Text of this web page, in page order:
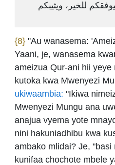
للخير، ويثيبكم
{8} ''Au wanasema:
Yaani, je, wanasema
ameizua Qur-ani hii
kutoka kwa Mwenyezi
ukiwaambia: "Ikiwa
Mwenyezi Mungu ana
anajua vyema yote
nini hakuniadhibu kwa
ambako mlidai? Je, "basi
kunifaa chochote mbele